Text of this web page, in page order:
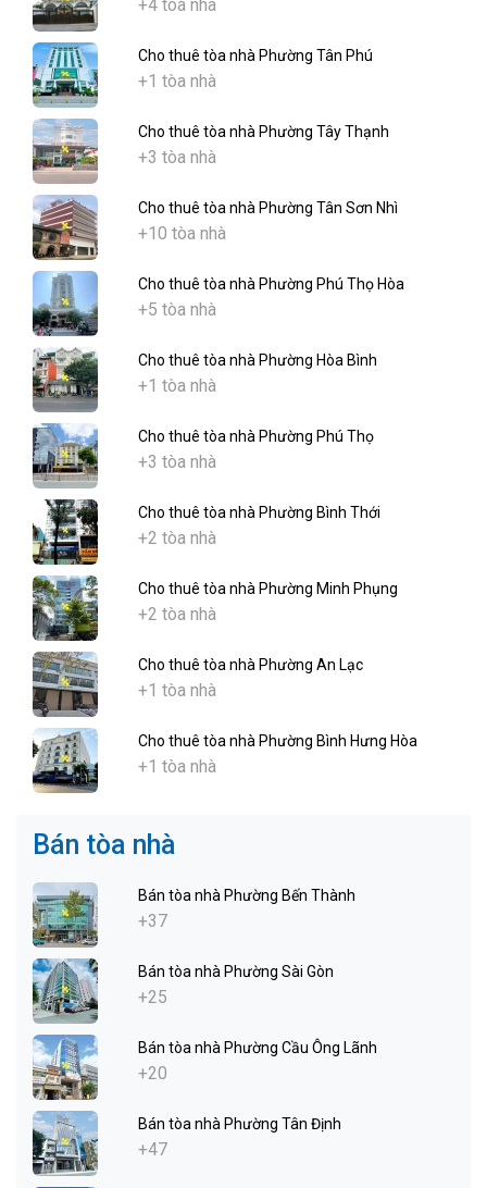
+4 tòa nhà
Cho thuê tòa nhà Phường Tân Phú
+1 tòa nhà
Cho thuê tòa nhà Phường Tây Thạnh
+3 tòa nhà
Cho thuê tòa nhà Phường Tân Sơn Nhì
+10 tòa nhà
Cho thuê tòa nhà Phường Phú Thọ Hòa
+5 tòa nhà
Cho thuê tòa nhà Phường Hòa Bình
+1 tòa nhà
Cho thuê tòa nhà Phường Phú Thọ
+3 tòa nhà
Cho thuê tòa nhà Phường Bình Thới
+2 tòa nhà
Cho thuê tòa nhà Phường Minh Phụng
+2 tòa nhà
Cho thuê tòa nhà Phường An Lạc
+1 tòa nhà
Cho thuê tòa nhà Phường Bình Hưng Hòa
+1 tòa nhà
Bán tòa nhà
Bán tòa nhà Phường Bến Thành
+37
Bán tòa nhà Phường Sài Gòn
+25
Bán tòa nhà Phường Cầu Ông Lãnh
+20
Bán tòa nhà Phường Tân Định
+47